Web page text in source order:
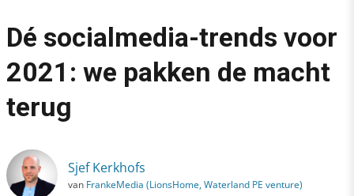
›
Social
›
Dé socialmedia-trends voor 2021: we pakken de macht terug
Dé socialmedia-trends voor
2021: we pakken de macht
terug
Sjef Kerkhofs
van FrankeMedia (LionsHome, Waterland PE venture)